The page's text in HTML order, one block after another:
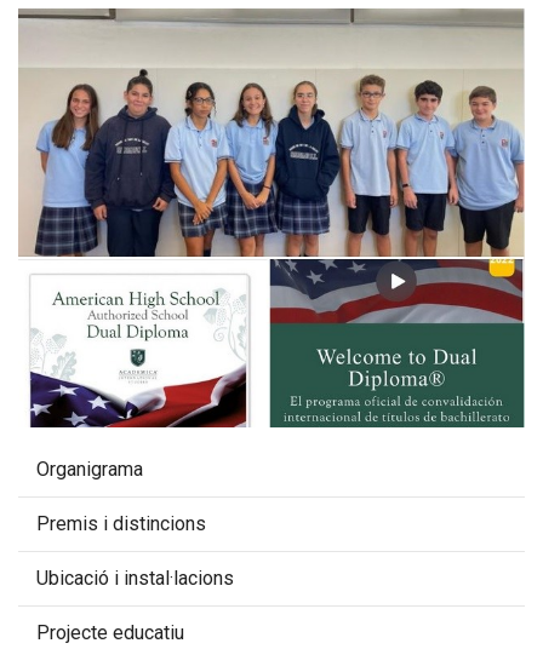
Organigrama
Premis i distincions
Ubicació i instal·lacions
Projecte educatiu